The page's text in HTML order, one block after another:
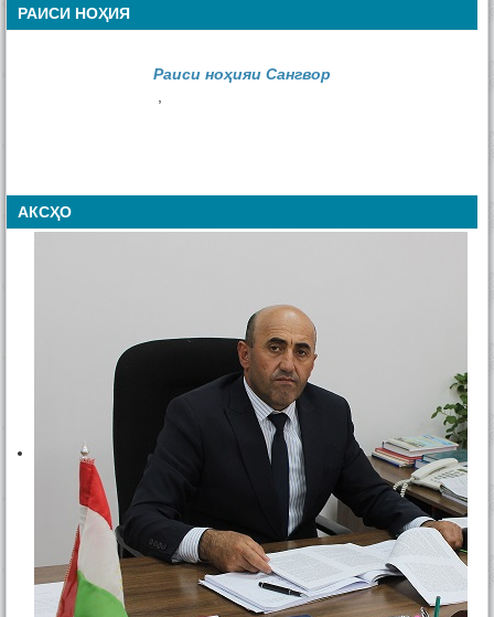
РАИСИ НОҲИЯ
Раиси ноҳияи Сангвор
АКСҲО